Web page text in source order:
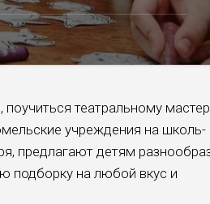
театральному
учреждения на школь­
предлага­ют детям
подборку на любой вкус и